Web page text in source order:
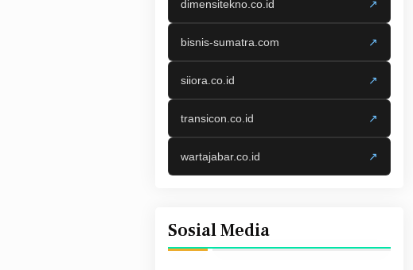
dimensitekno.co.id ↗
bisnis-sumatra.com ↗
siiora.co.id ↗
transicon.co.id ↗
wartajabar.co.id ↗
Sosial Media